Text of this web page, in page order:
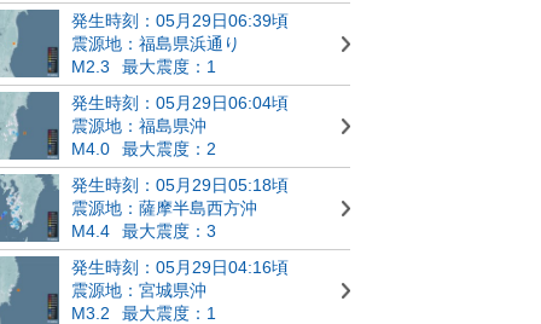
発生時刻：05月29日06:39頃
震源地：福島県浜通り
M2.3
最大震度：1
発生時刻：05月29日06:04頃
震源地：福島県沖
M4.0
最大震度：2
発生時刻：05月29日05:18頃
震源地：薩摩半島西方沖
M4.4
最大震度：3
発生時刻：05月29日04:16頃
震源地：宮城県沖
M3.2
最大震度：1